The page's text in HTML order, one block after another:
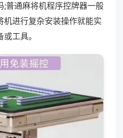
;普通麻将机程序控牌器一般
机进行复杂安装操作就能实
工具。